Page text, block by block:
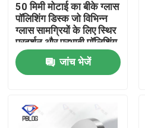
50 मिमी मोटाई का बीके ग्लास
पॉलिशिंग डिस्क जो विभिन्न
ग्लास सामग्रियों के लिए स्थिर
प्रदर्शन और प्रभावी पॉलिशिंग
प्रदान करता है
जांच भेजें